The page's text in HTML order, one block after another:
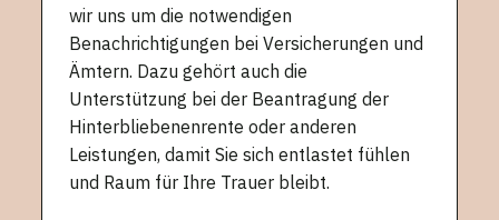
wir uns um die notwendigen
Benachrichtigungen bei Versicherungen und
Ämtern. Dazu gehört auch die
Unterstützung bei der Beantragung der
Hinterbliebenenrente oder anderen
Leistungen, damit Sie sich entlastet fühlen
und Raum für Ihre Trauer bleibt.